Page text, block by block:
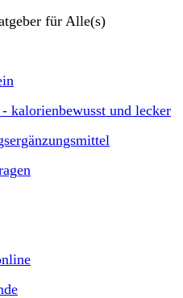
für Alle(s)
kalorienbewusst und lecker